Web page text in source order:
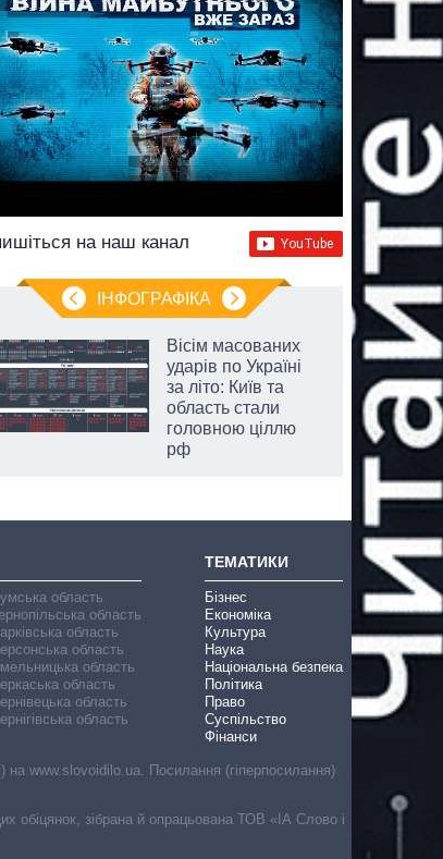
на наш канал
ІНФОГРАФІКА
Вісім масованих
ударів по Україні
за літо: Київ та
область стали
головною ціллю
рф
область
область
область
область
область
область
область
область
ТЕМАТИКИ
Бізнес
Економіка
Культура
Наука
Національна безпека
Політика
Право
Суспільство
Фінанси
на www.slovoidilo.ua. Посилання (гіперпосилання)
обіцянок, зібрана й опрацьована ТОВ «ІА Слово і